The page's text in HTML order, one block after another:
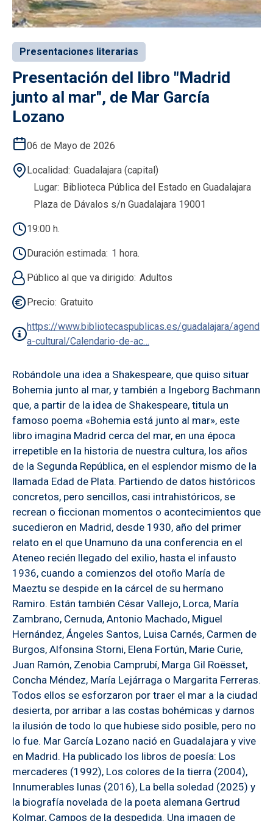
Presentaciones literarias
Presentación del libro "Madrid
junto al mar", de Mar García
Lozano
06 de Mayo de 2026
Localidad Guadalajara (capital)
Lugar Biblioteca Pública del Estado en Guadalajara
Plaza de Dávalos s/n Guadalajara 19001
19:00 h.
Duración estimada 1 hora.
Público al que va dirigido Adultos
Precio Gratuito
https://www.bibliotecaspublicas.es/guadalajara/agend
a-cultural/Calendario-de-ac…
Robándole una idea a Shakespeare, que quiso situar
Bohemia junto al mar, y también a Ingeborg Bachmann
que, a partir de la idea de Shakespeare, titula un
famoso poema «Bohemia está junto al mar», este
libro imagina Madrid cerca del mar, en una época
irrepetible en la historia de nuestra cultura, los años
de la Segunda República, en el esplendor mismo de la
llamada Edad de Plata. Partiendo de datos históricos
concretos, pero sencillos, casi intrahistóricos, se
recrean o ficcionan momentos o acontecimientos que
sucedieron en Madrid, desde 1930, año del primer
relato en el que Unamuno da una conferencia en el
Ateneo recién llegado del exilio, hasta el infausto
1936, cuando a comienzos del otoño María de
Maeztu se despide en la cárcel de su hermano
Ramiro. Están también César Vallejo, Lorca, María
Zambrano, Cernuda, Antonio Machado, Miguel
Hernández, Ángeles Santos, Luisa Carnés, Carmen de
Burgos, Alfonsina Storni, Elena Fortún, Marie Curie,
Juan Ramón, Zenobia Camprubí, Marga Gil Roësset,
Concha Méndez, María Lejárraga o Margarita Ferreras.
Todos ellos se esforzaron por traer el mar a la ciudad
desierta, por arribar a las costas bohémicas y darnos
la ilusión de todo lo que hubiese sido posible, pero no
lo fue. Mar García Lozano nació en Guadalajara y vive
en Madrid. Ha publicado los libros de poesía: Los
mercaderes (1992), Los colores de la tierra (2004),
Innumerables lunas (2016), La bella soledad (2025) y
la biografía novelada de la poeta alemana Gertrud
Kolmar, Campos de la despedida. Una imagen de